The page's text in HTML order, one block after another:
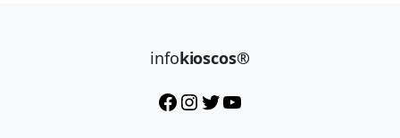
infokioscos®
Facebook InstagramTwitter YouTube